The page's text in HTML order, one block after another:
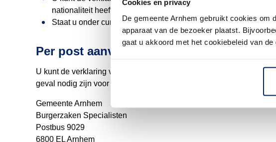
Cookies en privacy
De gemeente Arnhem gebruikt cookies om
apparaat van de bezoeker plaatst.
gaat u akkoord met het cookiebeleid van de
nationaliteit heeft.
Staat u onder curatele, dan moet u eerst toestemming voor uw
Per post aanvragen
U kunt de verklaring van huwelijksbevoegdheid ook schriftelijk
geval nodig zijn voor uw aanvraag per post naar:
Gemeente Arnhem
Burgerzaken Specialisten
Postbus 9029
6800 EL Arnhem